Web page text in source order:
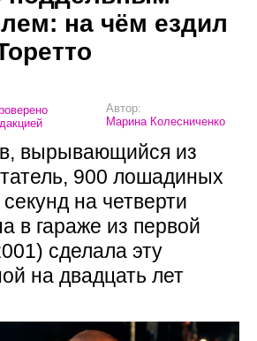
на чём ездил
Автор:
Марина Колесниченко
вырывающийся из
900 лошадиных
на четверти
в гараже из первой
сделала эту
на двадцать лет